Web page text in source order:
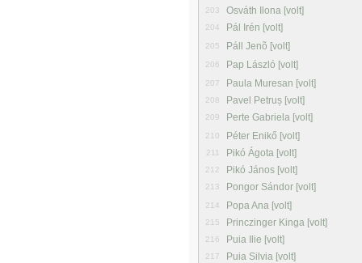
203 Osváth Ilona [volt]
204 Pál Irén [volt]
205 Páll Jenõ [volt]
206 Pap László [volt]
207 Paula Muresan [volt]
208 Pavel Petruș [volt]
209 Perte Gabriela [volt]
210 Péter Enikő [volt]
211 Pikó Ágota [volt]
212 Pikó János [volt]
213 Pongor Sándor [volt]
214 Popa Ana [volt]
215 Princzinger Kinga [volt]
216 Puia Ilie [volt]
217 Puia Silvia [volt]